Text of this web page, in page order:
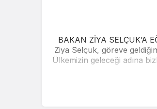
BAKAN ZİYA SELÇUK’A
Ziya Selçuk, göreve
Ülkemizin geleceği adına